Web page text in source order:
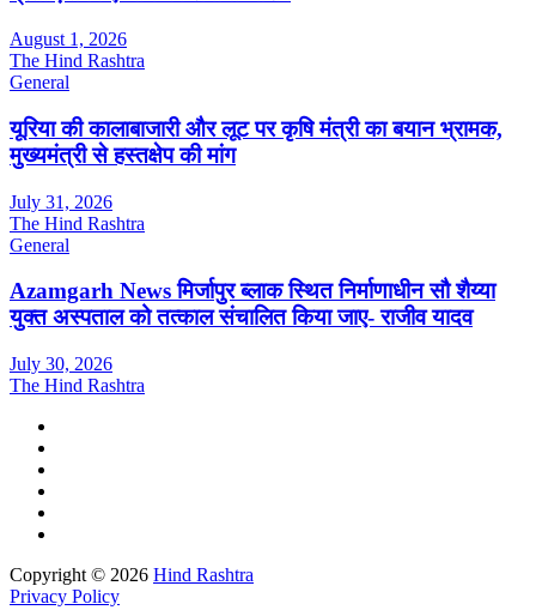
August 1, 2026
The Hind Rashtra
General
यूरिया की कालाबाजारी और लूट पर कृषि मंत्री का बयान भ्रामक,
मुख्यमंत्री से हस्तक्षेप की मांग
July 31, 2026
The Hind Rashtra
General
Azamgarh News मिर्जापुर ब्लाक स्थित निर्माणाधीन सौ शैय्या
युक्त अस्पताल को तत्काल संचालित किया जाए- राजीव यादव
July 30, 2026
The Hind Rashtra
Copyright © 2026 Hind Rashtra
Privacy Policy